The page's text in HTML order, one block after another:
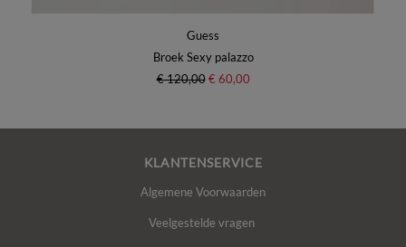
Guess
Broek Sexy palazzo
€ 120,00 € 60,00
KLANTENSERVICE
Algemene Voorwaarden
Veelgestelde vragen